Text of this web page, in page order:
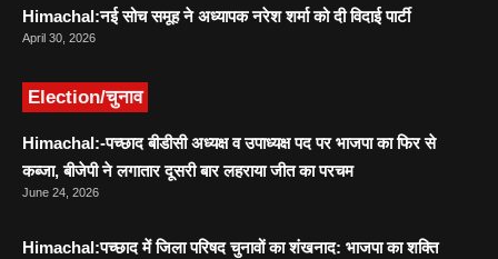
Himachal:नई सोच समूह ने अध्यापक नरेश शर्मा को दी विदाई पार्टी
April 30, 2026
Election/चुनाव
Himachal:-पच्छाद बीडीसी अध्यक्ष व उपाध्यक्ष पद पर भाजपा का फिर से
कब्जा, बीजेपी ने लगातार दूसरी बार लहराया जीत का परचम
June 24, 2026
Himachal:पच्छाद में जिला परिषद चुनावों का शंखनाद: भाजपा का शक्ति